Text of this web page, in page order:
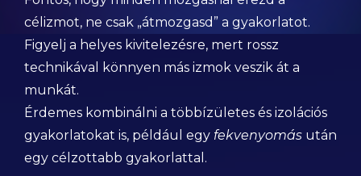
célizmot, ne csak „átmozgasd” a gyakorlatot.
Figyelj a helyes kivitelezésre, mert rossz
technikával könnyen más izmok veszik át a
munkát.
Érdemes kombinálni a többízületes és izolációs
gyakorlatokat is, például egy fekvenyomás után
egy célzottabb gyakorlattal.